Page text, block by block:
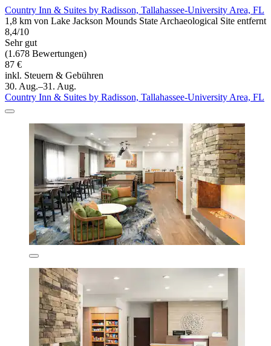
Country Inn & Suites by Radisson, Tallahassee-University Area, FL
1,8 km von Lake Jackson Mounds State Archaeological Site entfernt
8,4/10
Sehr gut
(1.678 Bewertungen)
87 €
inkl. Steuern & Gebühren
30. Aug.–31. Aug.
Country Inn & Suites by Radisson, Tallahassee-University Area, FL